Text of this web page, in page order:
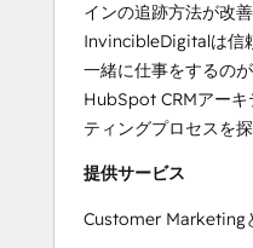
インの追跡方法が改善
InvincibleDigitalは信
一緒に仕事をするの
HubSpot CRMアーキ
ティングプロセスを
提供サービス
Customer Marketing